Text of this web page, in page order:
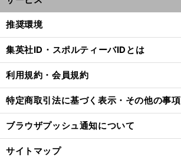
推奨環境
集英社ID・スポルティーバIDとは
利用規約・会員規約
特定商取引法に基づく表示・その他の事項
ブラウザプッシュ通知について
サイトマップ